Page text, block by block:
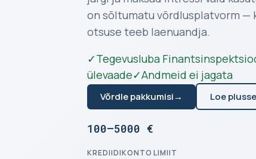
on sõltumatu võrdlusplatvorm —
otsuse teeb laenuandja.
✓Tegevusluba
ülevaade✓Andmeid ei jagata
Võrdle pakkumisi→ Loe
100–5000 €
KREDIIDIKONTO LIMIIT